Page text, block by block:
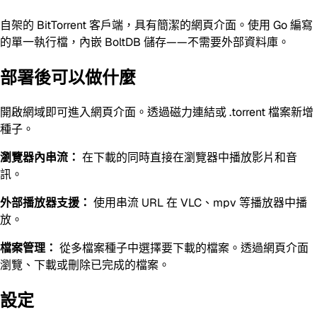
自架的 BitTorrent 客戶端，具有簡潔的網頁介面。使用 Go 編寫
的單一執行檔，內嵌 BoltDB 儲存——不需要外部資料庫。
部署後可以做什麼
開啟網域即可進入網頁介面。透過磁力連結或 .torrent 檔案新增
種子。
瀏覽器內串流： 在下載的同時直接在瀏覽器中播放影片和音
訊。
外部播放器支援： 使用串流 URL 在 VLC、mpv 等播放器中播
放。
檔案管理： 從多檔案種子中選擇要下載的檔案。透過網頁介面
瀏覽、下載或刪除已完成的檔案。
設定